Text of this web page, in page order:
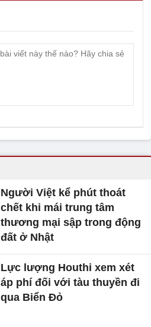
Người Việt kể phút thoát
chết khi mái trung tâm
thương mại sập trong động
đất ở Nhật
Lực lượng Houthi xem xét
áp phí đối với tàu thuyền đi
qua Biển Đỏ